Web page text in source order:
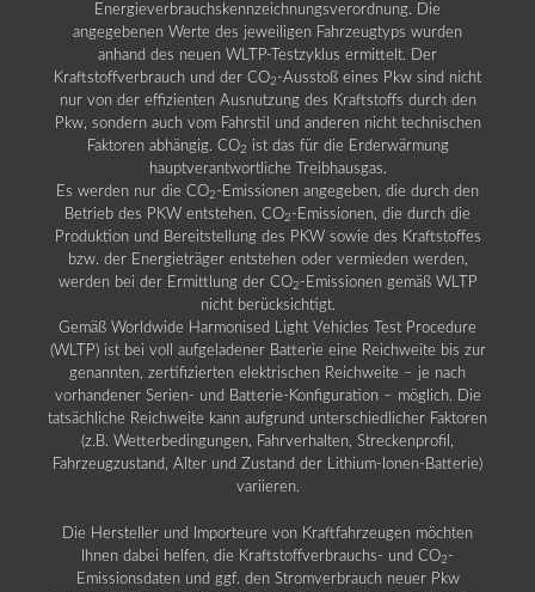
Energieverbrauchskennzeichnungsverordnung. Die
angegebenen Werte des jeweiligen Fahrzeugtyps wurden
anhand des neuen WLTP-Testzyklus ermittelt. Der
Kraftstoffverbrauch und der CO2 -Ausstoß eines Pkw sind nicht
nur von der effizienten Ausnutzung des Kraftstoffs durch den
Pkw, sondern auch vom Fahrstil und anderen nicht technischen
Faktoren abhängig. CO2 ist das für die Erderwärmung
hauptverantwortliche Treibhausgas.
Es werden nur die CO2 -Emissionen angegeben, die durch den
Betrieb des PKW entstehen. CO2 -Emissionen, die durch die
Produktion und Bereitstellung des PKW sowie des Kraftstoffes
bzw. der Energieträger entstehen oder vermieden werden,
werden bei der Ermittlung der CO2 -Emissionen gemäß WLTP
nicht berücksichtigt.
Gemäß Worldwide Harmonised Light Vehicles Test Procedure
(WLTP) ist bei voll aufgeladener Batterie eine Reichweite bis zur
genannten, zertifizierten elektrischen Reichweite – je nach
vorhandener Serien- und Batterie-Konfiguration – möglich. Die
tatsächliche Reichweite kann aufgrund unterschiedlicher Faktoren
(z.B. Wetterbedingungen, Fahrverhalten, Streckenprofil,
Fahrzeugzustand, Alter und Zustand der Lithium-Ionen-Batterie)
variieren.
Die Hersteller und Importeure von Kraftfahrzeugen möchten
Ihnen dabei helfen, die Kraftstoffverbrauchs- und CO2 -
Emissionsdaten und ggf. den Stromverbrauch neuer Pkw